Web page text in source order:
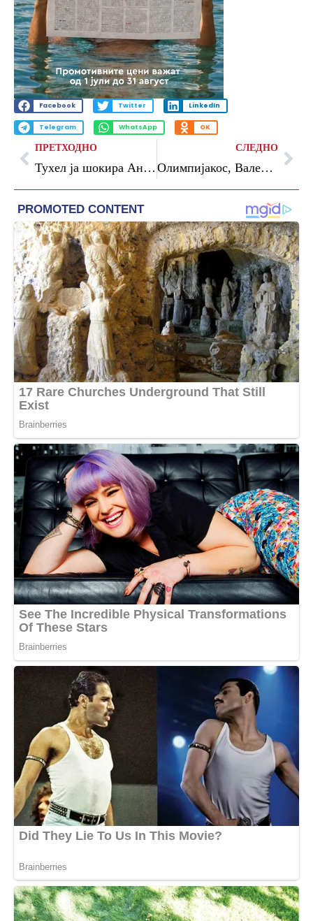
Facebook Twitter LinkedIn
Telegram WhatsApp OK
ПРЕТХОДНО
Тухел ја шокира Англија – Неколку големи ѕвезди не се на спискот за СП
СЛЕДНО
Олимпијакос, Валенсија, Реал ја сакаат титулата на Фенербахче